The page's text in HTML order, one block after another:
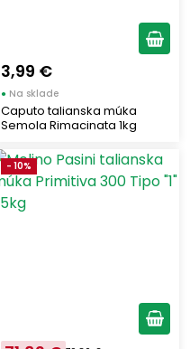
3,99 €
● Na sklade
Caputo talianska múka
Semola Rimacinata 1kg
- 10%